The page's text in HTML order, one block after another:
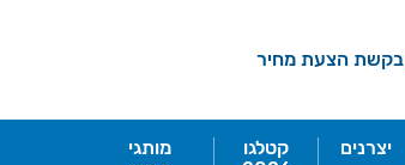
בקשת הצעת מחיר
יצרנים
קטלגו
מותגי